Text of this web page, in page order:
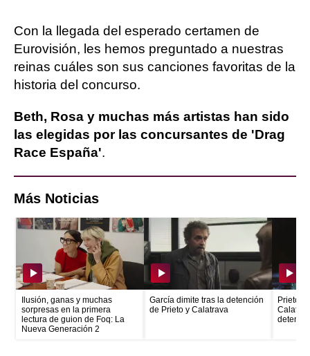
Con la llegada del esperado certamen de
Eurovisión, les hemos preguntado a nuestras
reinas cuáles son sus canciones favoritas de la
historia del concurso.
Beth, Rosa y muchas más artistas han sido
las elegidas por las concursantes de 'Drag
Race España'.
Más Noticias
Ilusión, ganas y muchas
sorpresas en la primera
lectura de guion de Foq: La
Nueva Generación 2
García dimite tras la detención
de Prieto y Calatrava
Prieto